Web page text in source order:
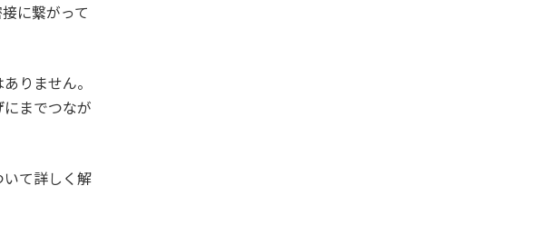
に繋がって
りません。
にまでつなが
て詳しく解